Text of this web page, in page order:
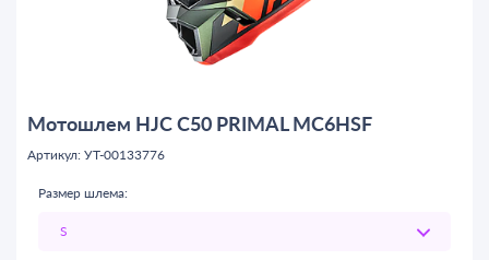
Мотошлем HJC C50 PRIMAL MC6HSF
Артикул: УТ-00133776
Размер шлема: